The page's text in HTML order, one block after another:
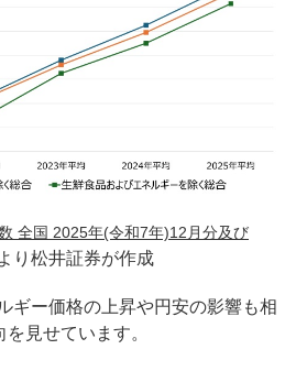
全国 2025年(令和7年)12月分及び
り松井証券が作成
ギー価格の上昇や円安の影響も相
見せています。